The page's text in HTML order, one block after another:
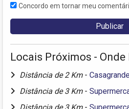
Concordo em tornar meu
Locais Próximos - Onde
Distância de 2 Km -
Distância de 3 Km -
Distância de 3 Km -